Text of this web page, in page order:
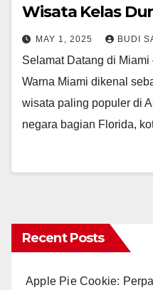
Wisata Kelas
MAY 1, 2025 BUDI
Selamat Datang di
Warna Miami dikenal
wisata paling populer di
negara bagian Florida,
Recent Posts
Apple Pie Cookie: